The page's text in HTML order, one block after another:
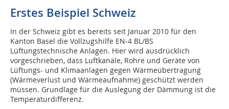
Erstes Beispiel Schweiz
In der Schweiz gibt es bereits seit Januar 2010 für den
Kanton Basel die Vollzugshilfe EN-4 BL/BS
Lüftungstechnische Anlagen. Hier wird ausdrücklich
vorgeschrieben, dass Luftkanäle, Rohre und Geräte von
Lüftungs- und Klimaanlagen gegen Wärmeübertragung
(Wärmeverlust und Wärmeaufnahme) geschützt werden
müssen. Grundlage für die Auslegung der Dämmung ist die
Temperaturdifferenz.